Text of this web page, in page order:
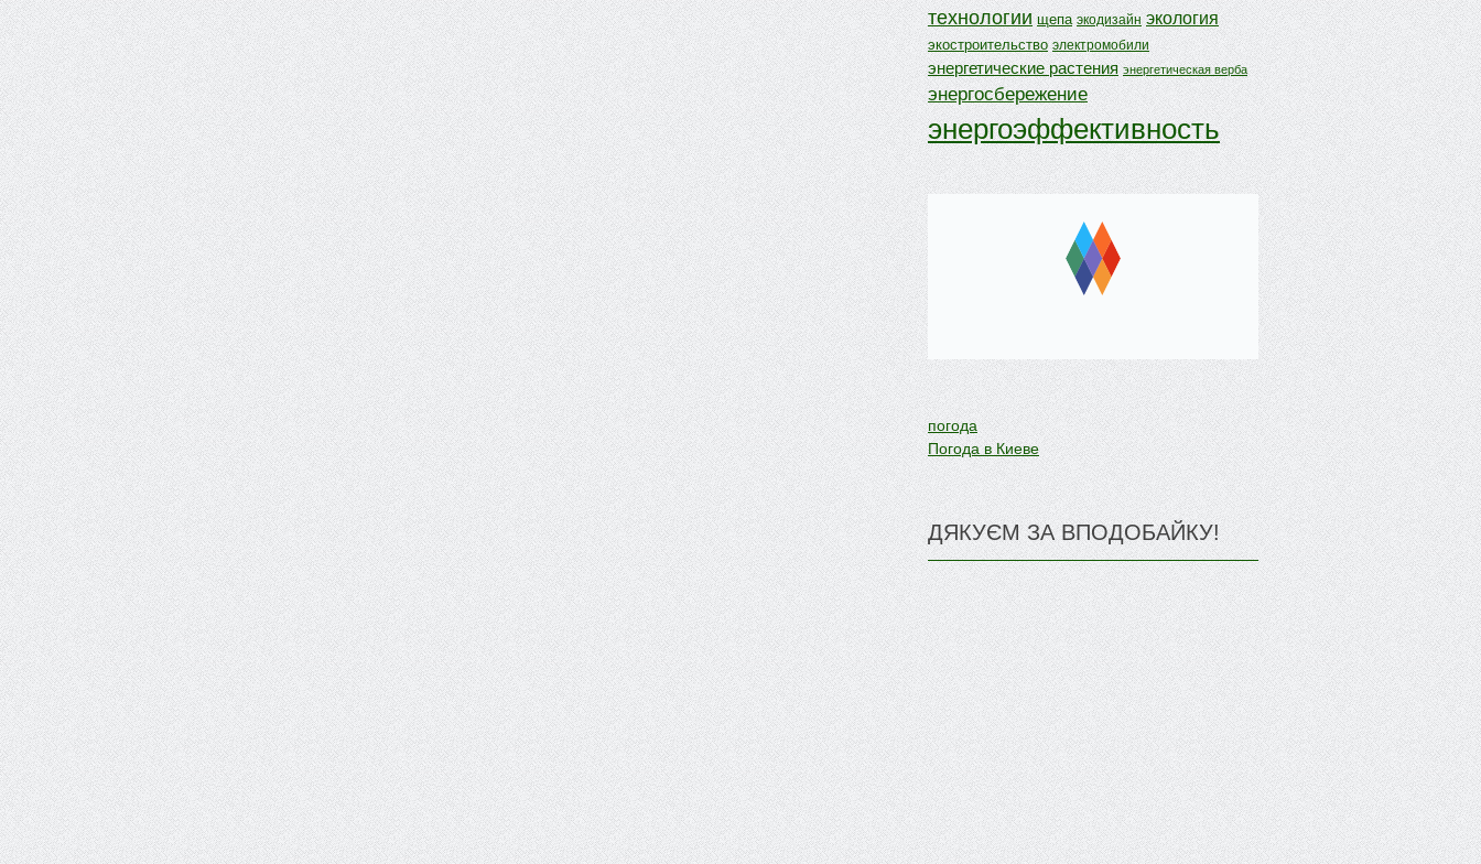
технологии щепа экодизайн экология
экостроительство электромобили
энергетические растения энергетическая верба
энергосбережение
энергоэффективность
погода
Погода в Киеве
ДЯКУЄМ ЗА ВПОДОБАЙКУ!